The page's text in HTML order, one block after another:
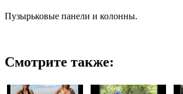
Пузырьковые панели и колонны.
Смотрите также: